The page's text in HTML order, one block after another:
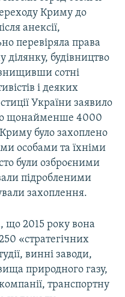
Криму до
анексії,
перевіряла права
ділянку, будівництво
сотні
і деяких
України заявило
щонайменше 4000
Криму було захоплено
особами та їхніми
були озброєними
підробленими
захоплення.
що 2015 року вона
«стратегічних
винні заводи,
природного газу,
транспортну